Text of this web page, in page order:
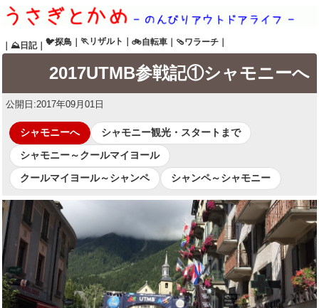
⛰日記｜ 🐦探鳥 🏃リザルト 🚲自転車 🩴ワラーチ
2017UTMB参戦記①シャモニーへ
公開日:2017年09月01日
シャモニーへ
シャモニー観光・スタートまで
シャモニー～クールマイヨール
クールマイヨール～シャンペ
シャンペ～シャモニー